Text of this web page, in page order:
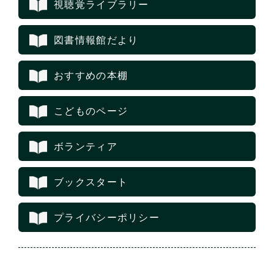
視聴覚ライブラリー
図書情報館だより
おすすめの本棚
こどものページ
ボランティア
ブックスタート
プライバシーポリシー